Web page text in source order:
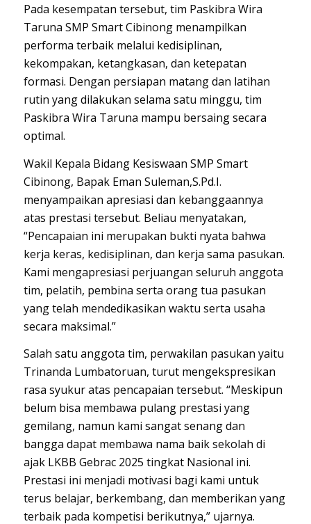
Pada kesempatan tersebut, tim Paskibra Wira
Taruna SMP Smart Cibinong menampilkan
performa terbaik melalui kedisiplinan,
kekompakan, ketangkasan, dan ketepatan
formasi. Dengan persiapan matang dan latihan
rutin yang dilakukan selama satu minggu, tim
Paskibra Wira Taruna mampu bersaing secara
optimal.
Wakil Kepala Bidang Kesiswaan SMP Smart
Cibinong, Bapak Eman Suleman,S.Pd.I.
menyampaikan apresiasi dan kebanggaannya
atas prestasi tersebut. Beliau menyatakan,
“Pencapaian ini merupakan bukti nyata bahwa
kerja keras, kedisiplinan, dan kerja sama pasukan.
Kami mengapresiasi perjuangan seluruh anggota
tim, pelatih, pembina serta orang tua pasukan
yang telah mendedikasikan waktu serta usaha
secara maksimal.”
Salah satu anggota tim, perwakilan pasukan yaitu
Trinanda Lumbatoruan, turut mengekspresikan
rasa syukur atas pencapaian tersebut. “Meskipun
belum bisa membawa pulang prestasi yang
gemilang, namun kami sangat senang dan
bangga dapat membawa nama baik sekolah di
ajak LKBB Gebrac 2025 tingkat Nasional ini.
Prestasi ini menjadi motivasi bagi kami untuk
terus belajar, berkembang, dan memberikan yang
terbaik pada kompetisi berikutnya,” ujarnya.